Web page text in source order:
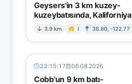
Geysers'in 3 km kuzey-
kuzeybatısında, Kaliforniya
3.9 km I 38.80, -122.77
23:15:17 06.08.2026
Cobb'un 9 km batı-